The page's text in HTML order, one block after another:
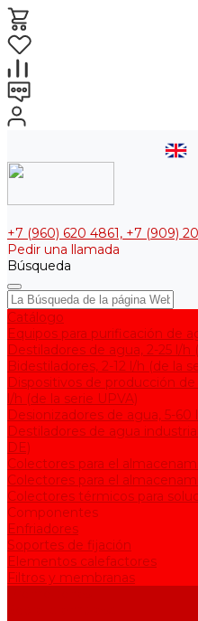
+7 (960) 620 4861, +7 (909)
Pedir una llamada
Búsqueda
Catálogo
Equipos para purificación de
Destiladores de agua, 2-25 l/h
Bidestiladores, 2-12 l/h (de la
Dispositivos de producción
l/h (de la serie UPVA)
Desionizadores de agua, 5-60
Destiladores de agua
DE)
Colectores para el
Colectores para el
Colectores térmicos para
Componentes
Enfriadores
Soportes de fijación
Elementos calefactores
Filtros y membranas